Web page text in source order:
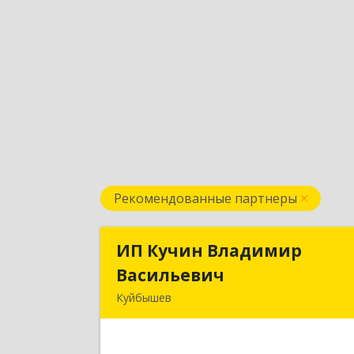
Рекомендованные партнеры
ИП Кучин Владимир
Васильевич
Куйбышев
ИП Кучин Владимир